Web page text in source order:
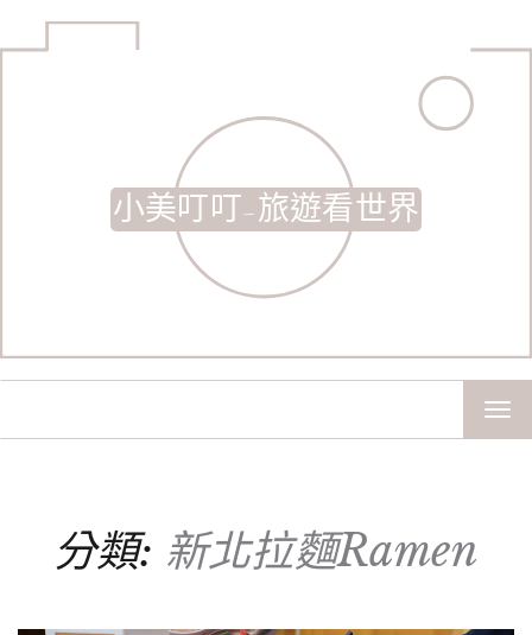
小美叮叮-旅遊看世界
分類: 新北拉麵Ramen